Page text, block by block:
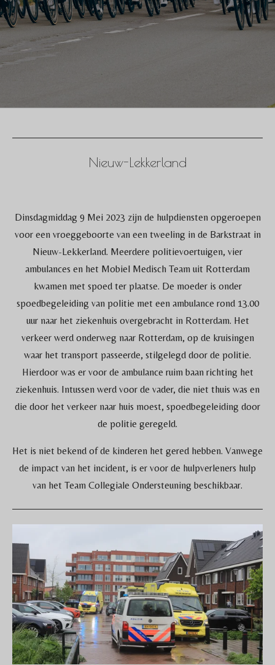
Nieuw-Lekkerland
Dinsdagmiddag 9 Mei 2023 zijn de hulpdiensten opgeroepen
voor een vroeggeboorte van een tweeling in de Barkstraat in
Nieuw-Lekkerland. Meerdere politievoertuigen, vier
ambulances en het Mobiel Medisch Team uit Rotterdam
kwamen met spoed ter plaatse. De moeder is onder
spoedbegeleiding van politie met een ambulance rond 13.00
uur naar het ziekenhuis overgebracht in Rotterdam. Het
verkeer werd onderweg naar Rotterdam, op de kruisingen
waar het transport passeerde, stilgelegd door de politie.
Hierdoor was er voor de ambulance ruim baan richting het
ziekenhuis. Intussen werd voor de vader, die niet thuis was en
die door het verkeer naar huis moest, spoedbegeleiding door
de politie geregeld.
Het is niet bekend of de kinderen het gered hebben. Vanwege
de impact van het incident, is er voor de hulpverleners hulp
van het Team Collegiale Ondersteuning beschikbaar.